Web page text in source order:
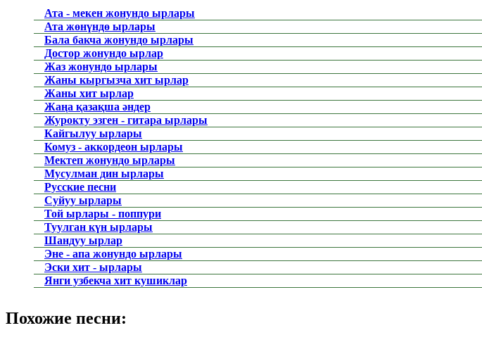
Ата - мекен жонундо ырлары
Ата жөнүндө ырлары
Бала бакча жонундо ырлары
Достор жонундо ырлар
Жаз жонундо ырлары
Жаны кыргызча хит ырлар
Жаны хит ырлар
Жаңа қазақша әндер
Журокту эзген - гитара ырлары
Кайгылуу ырлары
Комуз - аккордеон ырлары
Мектеп жонундо ырлары
Мусулман дин ырлары
Русские песни
Суйуу ырлары
Той ырлары - поппури
Туулган күн ырлары
Шандуу ырлар
Эне - апа жонундо ырлары
Эски хит - ырлары
Янги узбекча хит кушиклар
Похожие песни: